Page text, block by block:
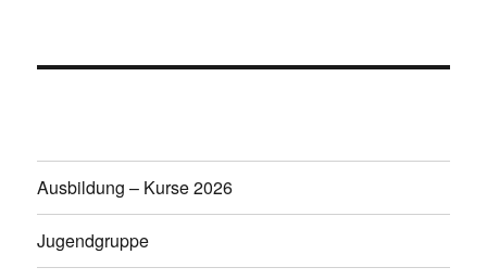
Ausbildung – Kurse 2026
Jugendgruppe